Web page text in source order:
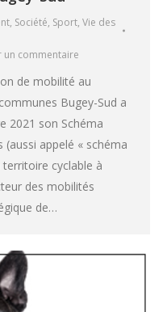
, Société, Sport, Vie des
un commentaire
de mobilité au
Bugey-Sud a
2021 son Schéma
appelé « schéma
territoire cyclable à
des mobilités
de…